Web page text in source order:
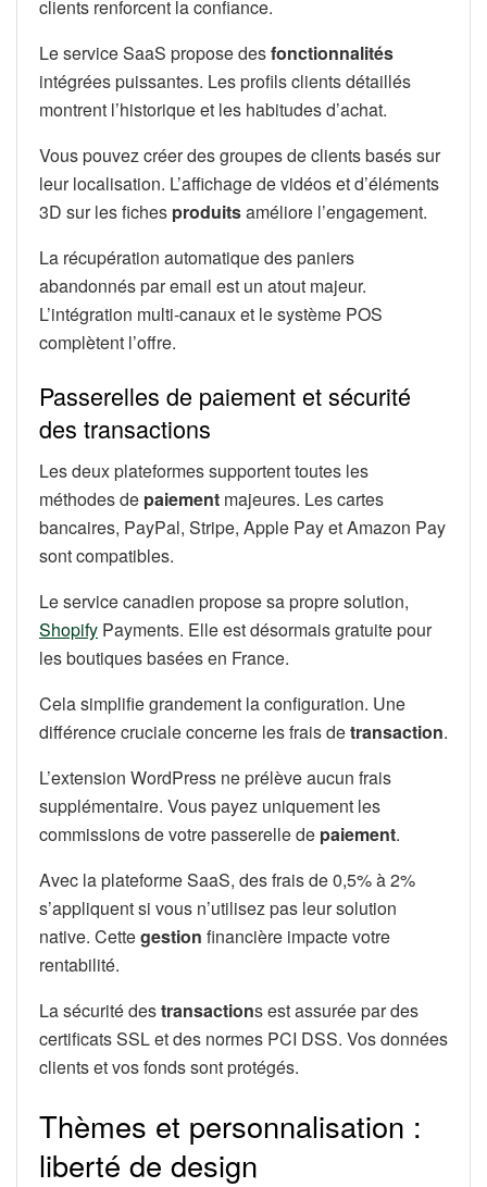
clients renforcent la confiance.
Le service SaaS propose desfonctionnalités
intégrées puissantes. Les profils clients détaillés
montrent l’historique et les habitudes d’achat.
Vous pouvez créer des groupes de clients basés sur
leur localisation. L’affichage de vidéos et d’éléments
3D sur les fiches produitsaméliore l’engagement.
La récupération automatique des paniers
abandonnés par email est un atout majeur.
L’intégration multi-canaux et le système POS
complètent l’offre.
Passerelles de paiement et sécurité
des transactions
Les deux plateformes supportent toutes les
méthodes de paiement majeures. Les cartes
bancaires, PayPal, Stripe, Apple Pay et Amazon Pay
sont compatibles.
Le service canadien propose sa propre solution,
Shopify Payments. Elle est désormais gratuite pour
les boutiques basées en France.
Cela simplifie grandement la configuration. Une
différence cruciale concerne les frais detransaction.
L’extension WordPress ne prélève aucun frais
supplémentaire. Vous payez uniquement les
commissions de votre passerelle de paiement.
Avec la plateforme SaaS, des frais de 0,5% à 2%
s’appliquent si vous n’utilisez pas leur solution
native. Cettegestion financière impacte votre
rentabilité.
La sécurité destransactions est assurée par des
certificats SSL et des normes PCI DSS. Vos données
clients et vos fonds sont protégés.
Thèmes et personnalisation :
liberté de design